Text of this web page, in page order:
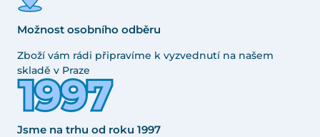
Možnost osobního odběru
Zboží vám rádi připravíme k vyzvednutí na našem
skladě v Praze
Jsme na trhu od roku 1997